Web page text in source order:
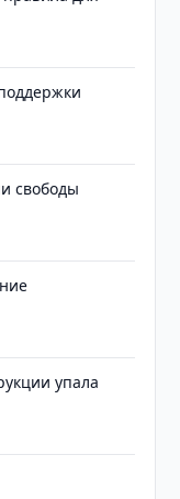
свободы
упала